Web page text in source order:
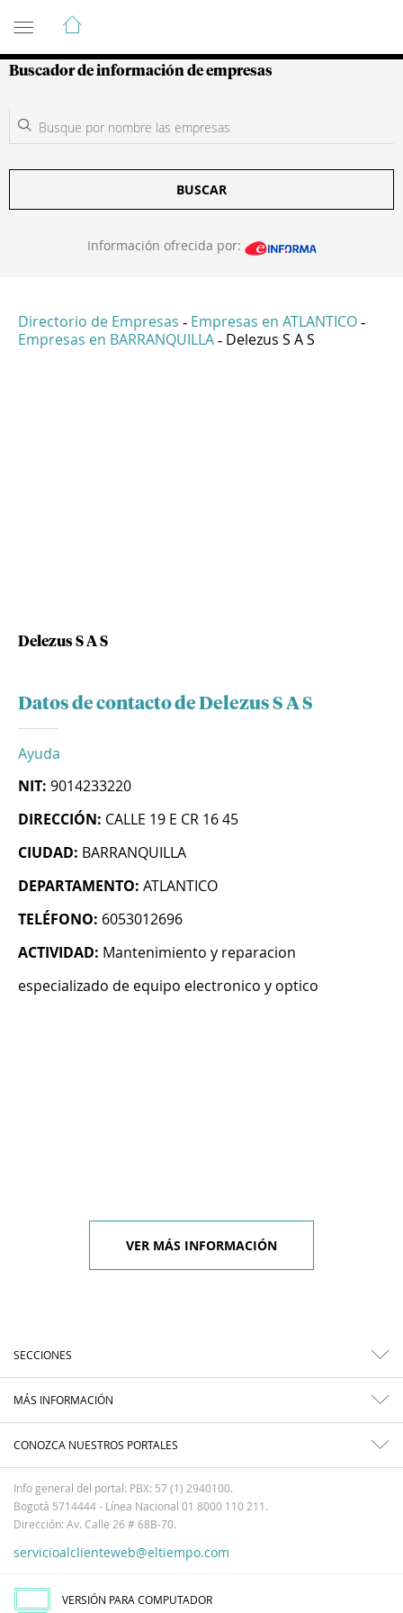
Guía de Empresas Colombianas
Buscador de información de empresas
BUSCAR
Información ofrecida por:
Directorio de Empresas - Empresas en ATLANTICO -
Empresas en BARRANQUILLA - Delezus S A S
Delezus S A S
Datos de contacto de Delezus S A S
Ayuda
NIT: 9014233220
DIRECCIÓN: CALLE 19 E CR 16 45
CIUDAD: BARRANQUILLA
DEPARTAMENTO: ATLANTICO
TELÉFONO: 6053012696
ACTIVIDAD: Mantenimiento y reparacion
especializado de equipo electronico y optico
VER MÁS INFORMACIÓN
SECCIONES
MÁS INFORMACIÓN
CONOZCA NUESTROS PORTALES
Info general del portal: PBX: 57 (1) 2940100.
Bogotá 5714444 - Línea Nacional 01 8000 110 211.
Dirección: Av. Calle 26 # 68B-70.
servicioalclienteweb@eltiempo.com
VERSIÓN PARA COMPUTADOR